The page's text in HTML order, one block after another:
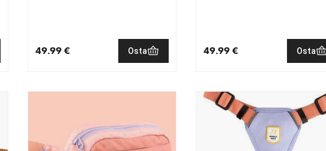
49.99 € Osta 49.99 € Osta